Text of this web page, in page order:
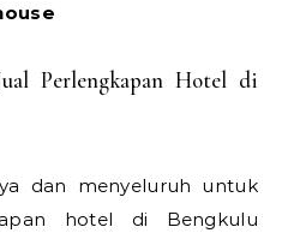
Perlengkapan Hotel di
dan menyeluruh untuk
hotel di Bengkulu